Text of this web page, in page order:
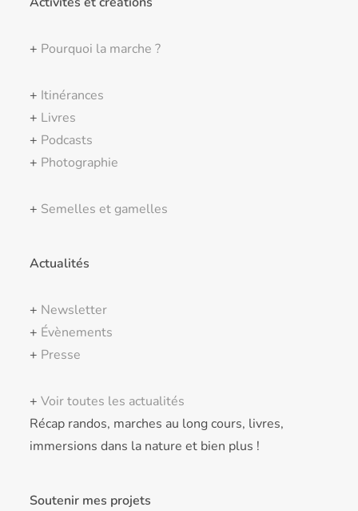
+ Pourquoi la marche ?
+ Itinérances
+ Livres
+ Podcasts
+ Photographie
+ Semelles et gamelles
Actualités
+ Newsletter
+ Évènements
+ Presse
+Voir toutes les actualités
Récap randos, marches au long cours, livres,
immersions dans la nature et bien plus !
Soutenir mes projets